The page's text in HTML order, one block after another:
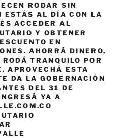
RODAR SIN
ESTÁS AL DÍA CON LA
ACCEDER AL
Y OBTENER
EN
AHORRÁ DINERO,
TRANQUILO POR
APROVECHÁ ESTA
DA LA GOBERNACIÓN
DEL 31 DE
YA A